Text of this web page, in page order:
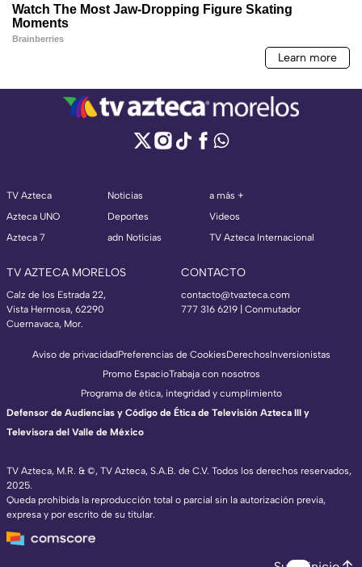
TV Azteca
Azteca UNO
Azteca 7
Noticias
Deportes
adn Noticias
a más +
Videos
TV Azteca Internacional
TV AZTECA MORELOS
Calz de los Estrada 22,
Vista Hermosa, 62290
Cuernavaca, Mor.
CONTACTO
contacto@tvazteca.com
777 316 6219 | Conmutador
TV Azteca, M.R. & ©, TV Azteca, S.A.B. de C.V. Todos los derechos reservados,
2025.
Queda prohibida la reproducción total o parcial sin la autorización previa,
expresa y por escrito de su titular.
Aviso de privacidadPreferencias de CookiesDerechosInversionistas
Promo EspacioTrabaja con nosotros
Programa de ética, integridad y cumplimiento
Defensor de Audiencias y Código de Ética de Televisión Azteca III y
Televisora del Valle de México